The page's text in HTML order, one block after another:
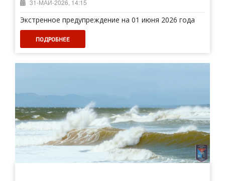
31-МАЙ-2026, 14:15
Экстренное предупреждение на 01 июня 2026 года
ПОДРОБНЕЕ